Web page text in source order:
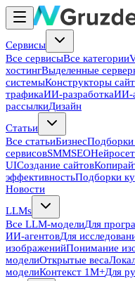
Сервисы
Все сервисыВсе категории
хостингВыделенные
системыКонструкторы
трафикаИИ-разработкаИИ-
рассылкиДизайн
Статьи
Все статьиБизнесПодборки
сервисовSMMSEO
UIСоздание сайтов
эффективностьПодборки
Новости
LLMs
Все LLM-моделиДля
ИИ-агентовДля
изображенийПонимание
моделиОткрытые веса
моделиКонтекст 1M+Для